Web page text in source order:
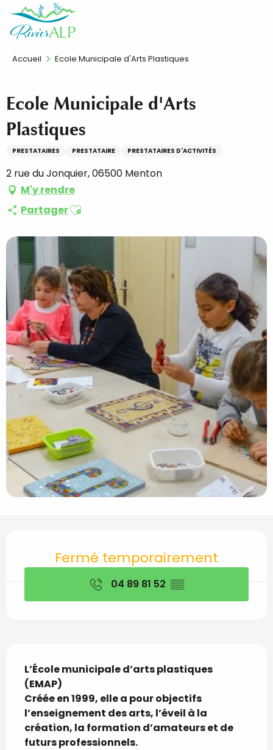
contenu
FR
Accueil Ecole Municipale d'Arts Plastiques
Ecole Municipale d'Arts
Plastiques
PRESTATAIRES PRESTATAIRE PRESTATAIRES D'ACTIVITÉS
2 rue du Jonquier, 06500 Menton
M'y rendre
PartagerAjouter aux favoris
Ouverture et
Fermé temporairement
04 89 81 52 ▒▒
Description
L’École municipale d’arts plastiques
(EMAP)
Créée en 1999, elle a pour objectifs
l’enseignement des arts, l’éveil à la
création, la formation d’amateurs et de
futurs professionnels.